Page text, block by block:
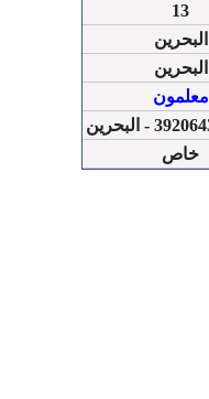
13
البحرين
البحرين
معلمون
خاص